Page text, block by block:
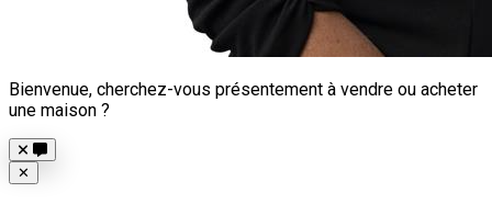
Bienvenue, cherchez-vous présentement à vendre ou acheter
une maison ?
Close
✕